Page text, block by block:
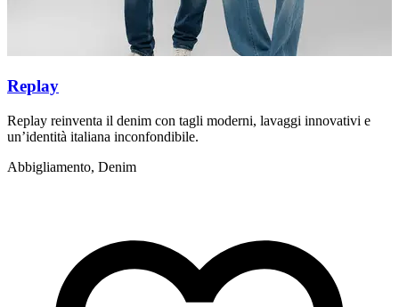
Replay
Replay reinventa il denim con tagli moderni, lavaggi innovativi e
un’identità italiana inconfondibile.
Abbigliamento, Denim